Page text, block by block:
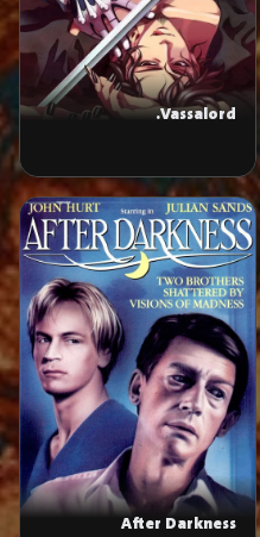
Vassalord.
After Darkness